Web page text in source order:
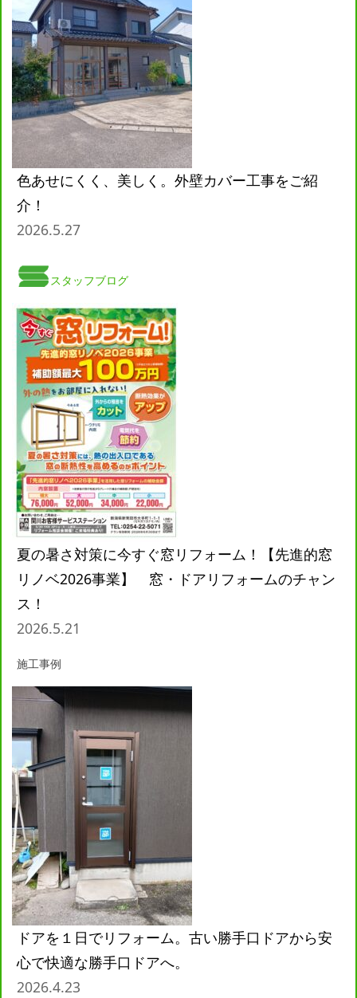
色あせにくく、美しく。外壁カバー工事をご紹
介！
2026.5.27
スタッフブログ
夏の暑さ対策に今すぐ窓リフォーム！【先進的窓
リノベ2026事業】 窓・ドアリフォームのチャン
ス！
2026.5.21
施工事例
ドアを１日でリフォーム。古い勝手口ドアから安
心で快適な勝手口ドアへ。
2026.4.23